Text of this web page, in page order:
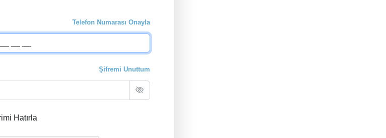
Telefon Numarası Onayla
Şifremi Unuttum
Hatırla